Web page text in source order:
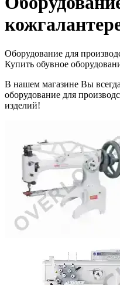
Оборудование для
Купить обувное
В нашем магазине Вы
оборудование для
изделий!